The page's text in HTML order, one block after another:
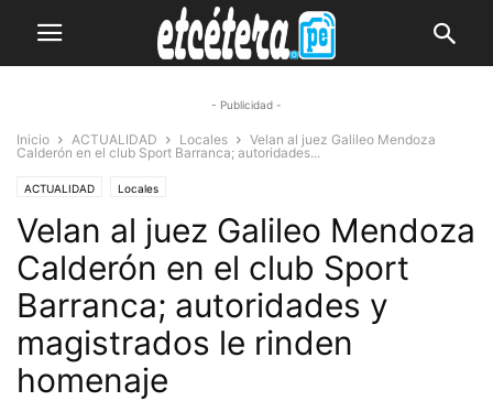
- Publicidad -
Inicio ACTUALIDAD Locales
Velan al juez Galileo Mendoza
Calderón en el club Sport Barranca; autoridades...
ACTUALIDAD Locales
Velan al juez Galileo Mendoza
Calderón en el club Sport
Barranca; autoridades y
magistrados le rinden
homenaje